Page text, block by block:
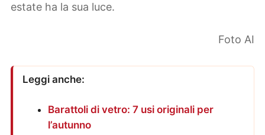
estate ha la sua luce.
Foto AI
Leggi anche:
Barattoli di vetro: 7 usi originali per
l’autunno